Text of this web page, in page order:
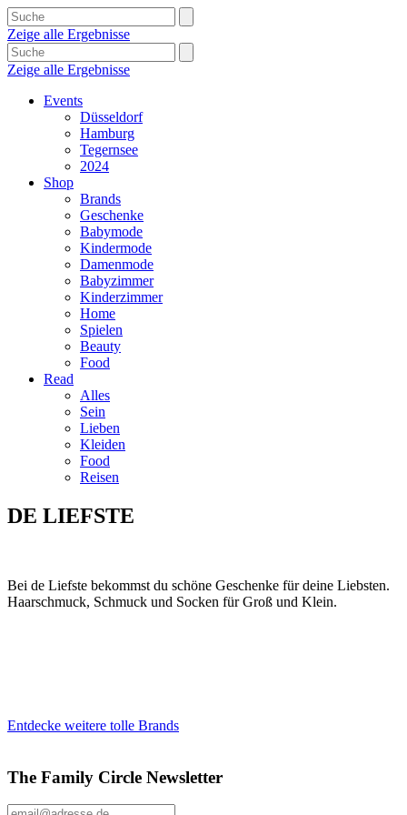
Zeige alle Ergebnisse
Zeige alle Ergebnisse
Events
Düsseldorf
Hamburg
Tegernsee
2024
Shop
Brands
Geschenke
Babymode
Kindermode
Damenmode
Babyzimmer
Kinderzimmer
Home
Spielen
Beauty
Food
Read
Alles
Sein
Lieben
Kleiden
Food
Reisen
DE LIEFSTE
Bei de Liefste bekommst du schöne Geschenke für deine Liebsten.
Haarschmuck, Schmuck und Socken für Groß und Klein.
Entdecke weitere tolle Brands
The Family Circle Newsletter